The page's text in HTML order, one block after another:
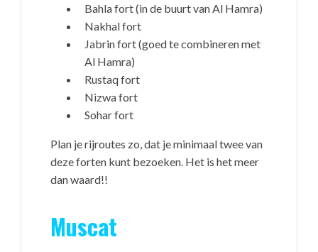
Bahla fort (in de buurt van Al Hamra)
Nakhal fort
Jabrin fort (goed te combineren met
Al Hamra)
Rustaq fort
Nizwa fort
Sohar fort
Plan je rijroutes zo, dat je minimaal twee van
deze forten kunt bezoeken. Het is het meer
dan waard!!
Muscat